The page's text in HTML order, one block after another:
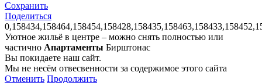
Сохранить
Поделиться
Уютное жильё в центре – можно снять полностью или
частично Апартаменты Бирштонас
Вы покидаете наш сайт.
Мы не несём отвесвенности за содержимое этого сайта
Отменить Продолжить